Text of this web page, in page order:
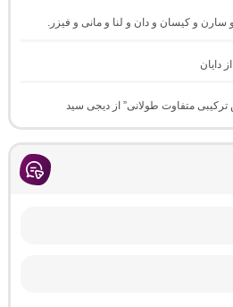
و سارن و کیسان و دان و لنا و مانی و فیزر.
دایان